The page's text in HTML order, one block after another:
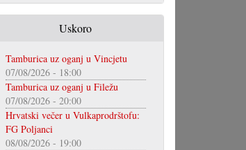
Uskoro
Tamburica uz oganj u Vincjetu
07/08/2026 - 18:00
Tamburica uz oganj u Filežu
07/08/2026 - 20:00
Hrvatski večer u Vulkaprodrštofu:
FG Poljanci
08/08/2026 - 19:00